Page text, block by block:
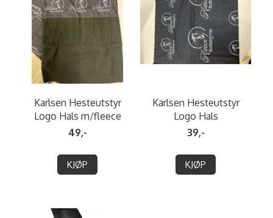
Karlsen Hesteutstyr
Logo Hals m/fleece
49,-
KJØP
Karlsen Hesteutstyr
Logo Hals
39,-
KJØP